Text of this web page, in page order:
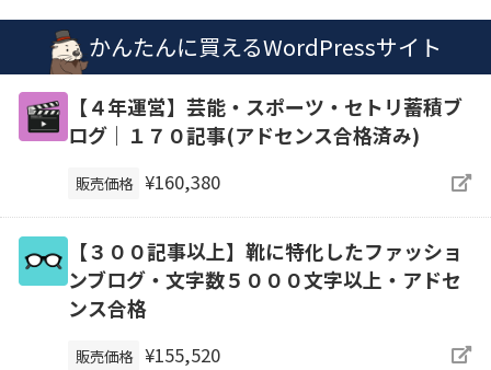
かんたんに買えるWordPressサイト
【４年運営】芸能・スポーツ・セトリ蓄積ブ
ログ｜１７０記事(アドセンス合格済み)
販売価格 ¥160,380
【３００記事以上】靴に特化したファッショ
ンブログ・文字数５０００文字以上・アドセ
ンス合格
販売価格 ¥155,520